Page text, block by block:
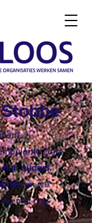
zorg
hun ouders.
en we
met oog